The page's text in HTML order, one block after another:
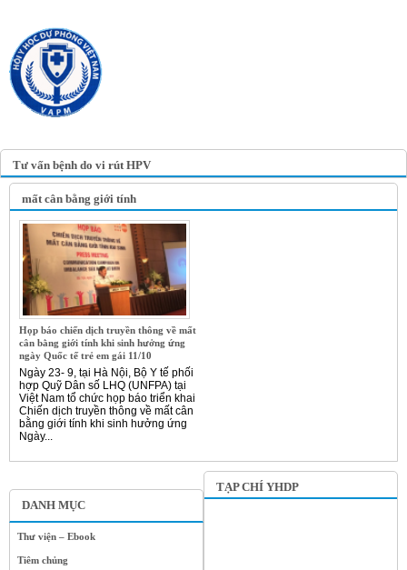
Tư vấn bệnh do vi rút HPV
DANH MỤC
Thư viện – Ebook
Tiêm chủng
mất cân bằng giới tính
Họp báo chiến dịch truyền thông về mất
cân bằng giới tính khi sinh hưởng ứng
ngày Quốc tế trẻ em gái 11/10
Ngày 23- 9, tại Hà Nội, Bộ Y tế phối
hợp Quỹ Dân số LHQ (UNFPA) tại
Việt Nam tổ chức họp báo triển khai
Chiến dịch truyền thông về mất cân
bằng giới tính khi sinh hưởng ứng
Ngày...
TẠP CHÍ YHDP